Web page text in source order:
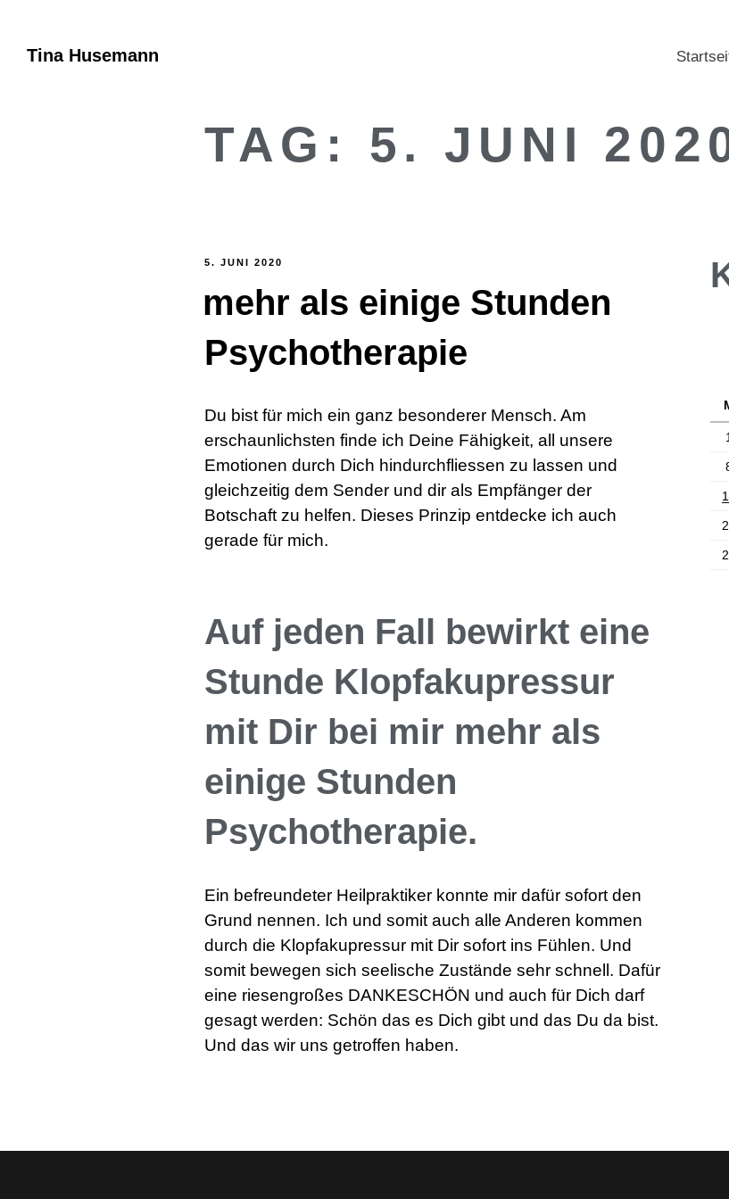
Tina Husemann
TAG: 5. JUNI
5. JUNI 2020
mehr als einige Stunden
Psychotherapie
Du bist für mich ein ganz besonderer Mensch. Am
erschaunlichsten finde ich Deine Fähigkeit, all unsere
Emotionen durch Dich hindurchfliessen zu lassen und
gleichzeitig dem Sender und dir als Empfänger der
Botschaft zu helfen. Dieses Prinzip entdecke ich auch
gerade für mich.
Auf jeden Fall bewirkt eine
Stunde Klopfakupressur
mit Dir bei mir mehr als
einige Stunden
Psychotherapie.
Ein befreundeter Heilpraktiker konnte mir dafür sofort den
Grund nennen. Ich und somit auch alle Anderen kommen
durch die Klopfakupressur mit Dir sofort ins Fühlen. Und
somit bewegen sich seelische Zustände sehr schnell. Dafür
eine riesengroßes DANKESCHÖN und auch für Dich darf
gesagt werden: Schön das es Dich gibt und das Du da bist.
Und das wir uns getroffen haben.